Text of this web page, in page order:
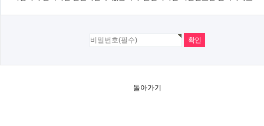
돌아가기